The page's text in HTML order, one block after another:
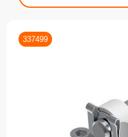
337499